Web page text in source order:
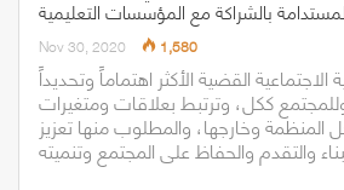
بالشراكة مع المؤسسات التعليمية
Nov 30, 2020 1,580
القضية الأكثر اهتماماً وتحديداً
ككل، وترتبط بعلاقات ومتغيرات
المنظمة وخارجها، والمطلوب منها تعزيز